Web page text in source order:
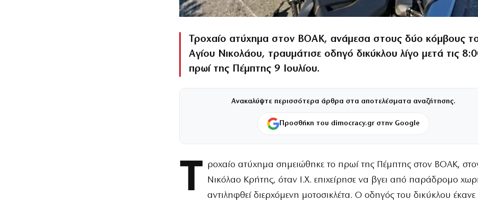
Τροχαίο ατύχημα στον ΒΟΑΚ, ανάμεσα στους δύο κόμβους
Αγίου Νικολάου, τραυμάτισε οδηγό δικύκλου λίγο μετά τις
πρωί της Πέμπτης 9 Ιουλίου.
Ανακαλύψτε περισσότερα άρθρα στα αποτελέσματα αναζήτησης.
Προσθήκη του dimocracy.gr στην Google
Τ ροχαίο ατύχημα σημειώθηκε το πρωί της Πέμπτης στον ΒΟΑΚ,
Νικόλαο Κρήτης, όταν Ι.Χ. επιχείρησε να βγει από παράδρομο
αντιληφθεί διερχόμενη μοτοσικλέτα. Ο οδηγός του δικύκλου έκανε